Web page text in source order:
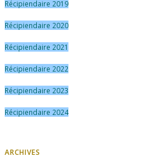
Récipiendaire 2019
Récipiendaire 2020
Récipiendaire 2021
Récipiendaire 2022
Récipiendaire 2023
Récipiendaire 2024
ARCHIVES